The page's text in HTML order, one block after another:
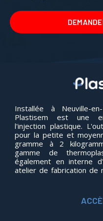
Installée à Neuville-
Plastisem est une
l'injection plastique.
pour la petite et
gramme à 2
gamme de
également en interne
atelier de fabrication de